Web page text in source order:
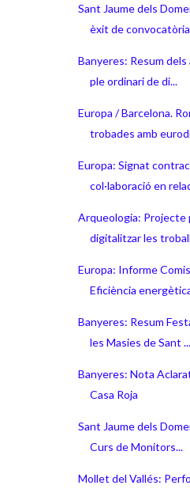
Sant Jaume dels
èxit de
Banyeres: Resum dels
ple ordinari de di...
Europa / Barcelona.
trobades amb
Europa: Signat
col·laboració en
Arqueologia: Projecte
digitalitzar les
Europa: Informe
Eficiència
Banyeres: Resum
les Masies de Sant ...
Banyeres: Nota
Casa Roja
Sant Jaume dels
Curs de Monitors...
Mollet del Vallés: